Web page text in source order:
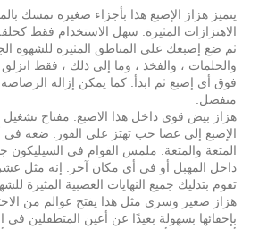
يتميز هزاز الإصبع هذا بأجزاء صغيرة تمسك
الاهتزازات المثيرة. سهل الاستخدام فقط
ثم ضع إصبعك على المناطق المثيرة للشهوة
والحلمات ، والفخذ ، وما إلى ذلك ، فقط
فوق أي إصبع ثم ابدأ. كما يمكن إزالة
منفصل.
هزاز بيض قوي داخل هذا الاصبع. مفتاح
الإصبع إلى عصا حب تهتز على الفور. ضعه
المتعة والمتعة. ملمس القوام في السيليكون
داخل المهبل أو في أي مكان آخر. إنه مثل
تقوم بتدليك جميع النهايات العصبية المثيرة
هزاز صغير وسري مثل هذا يفتح عوالم من
بإخفائها بسهولة بعيدًا عن أعين المتطفلين